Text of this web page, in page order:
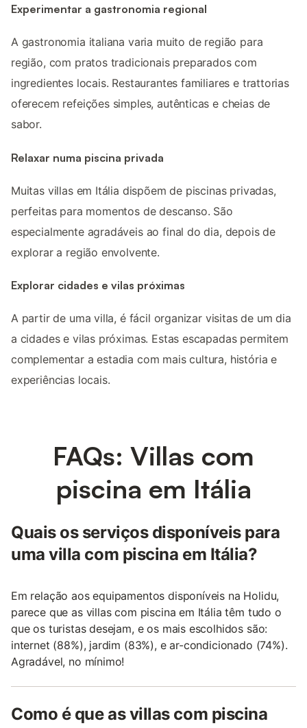
Experimentar a gastronomia regional
A gastronomia italiana varia muito de região para
região, com pratos tradicionais preparados com
ingredientes locais. Restaurantes familiares e trattorias
oferecem refeições simples, autênticas e cheias de
sabor.
Relaxar numa piscina privada
Muitas villas em Itália dispõem de piscinas privadas,
perfeitas para momentos de descanso. São
especialmente agradáveis ao final do dia, depois de
explorar a região envolvente.
Explorar cidades e vilas próximas
A partir de uma villa, é fácil organizar visitas de um dia
a cidades e vilas próximas. Estas escapadas permitem
complementar a estadia com mais cultura, história e
experiências locais.
FAQs: Villas com
piscina em Itália
Quais os serviços disponíveis para
uma villa com piscina em Itália?
Em relação aos equipamentos disponíveis na Holidu,
parece que as villas com piscina em Itália têm tudo o
que os turistas desejam, e os mais escolhidos são:
internet (88%), jardim (83%), e ar-condicionado (74%).
Agradável, no mínimo!
Como é que as villas com piscina